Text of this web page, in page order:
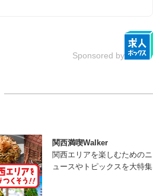
Sponsored by
関西満喫Walker
関西エリアを楽しむためのニ
ュースやトピックスを大特集